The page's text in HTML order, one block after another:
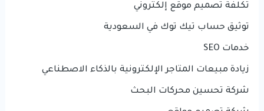
تكلفة تصميم موقع إلكتروني
توثيق حساب تيك توك في السعودية
خدمات SEO
زيادة مبيعات المتاجر الإلكترونية بالذكاء الاصطناعي
شركة تحسين محركات البحث